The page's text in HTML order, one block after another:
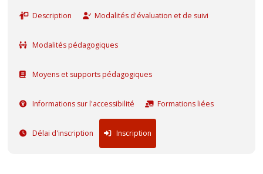
Description Modalités d'évaluation et de suivi
Modalités pédagogiques
Moyens et supports pédagogiques
Informations sur l'accessibilité Formations liées
Délai d'inscription Inscription